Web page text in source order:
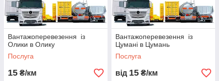
Вантажоперевезення із
Олики в Олику
Послуга
15 ₴/км
Вантажоперевезення із
Цумані в Цумань
Послуга
від 15 ₴/км